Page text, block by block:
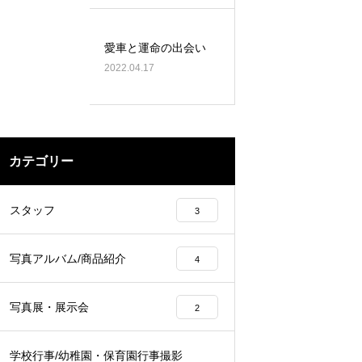
愛車と運命の出会い
2022.04.17
カテゴリー
スタッフ 3
写真アルバム/商品紹介 4
写真展・展示会 2
学校行事/幼稚園・保育園行事撮影